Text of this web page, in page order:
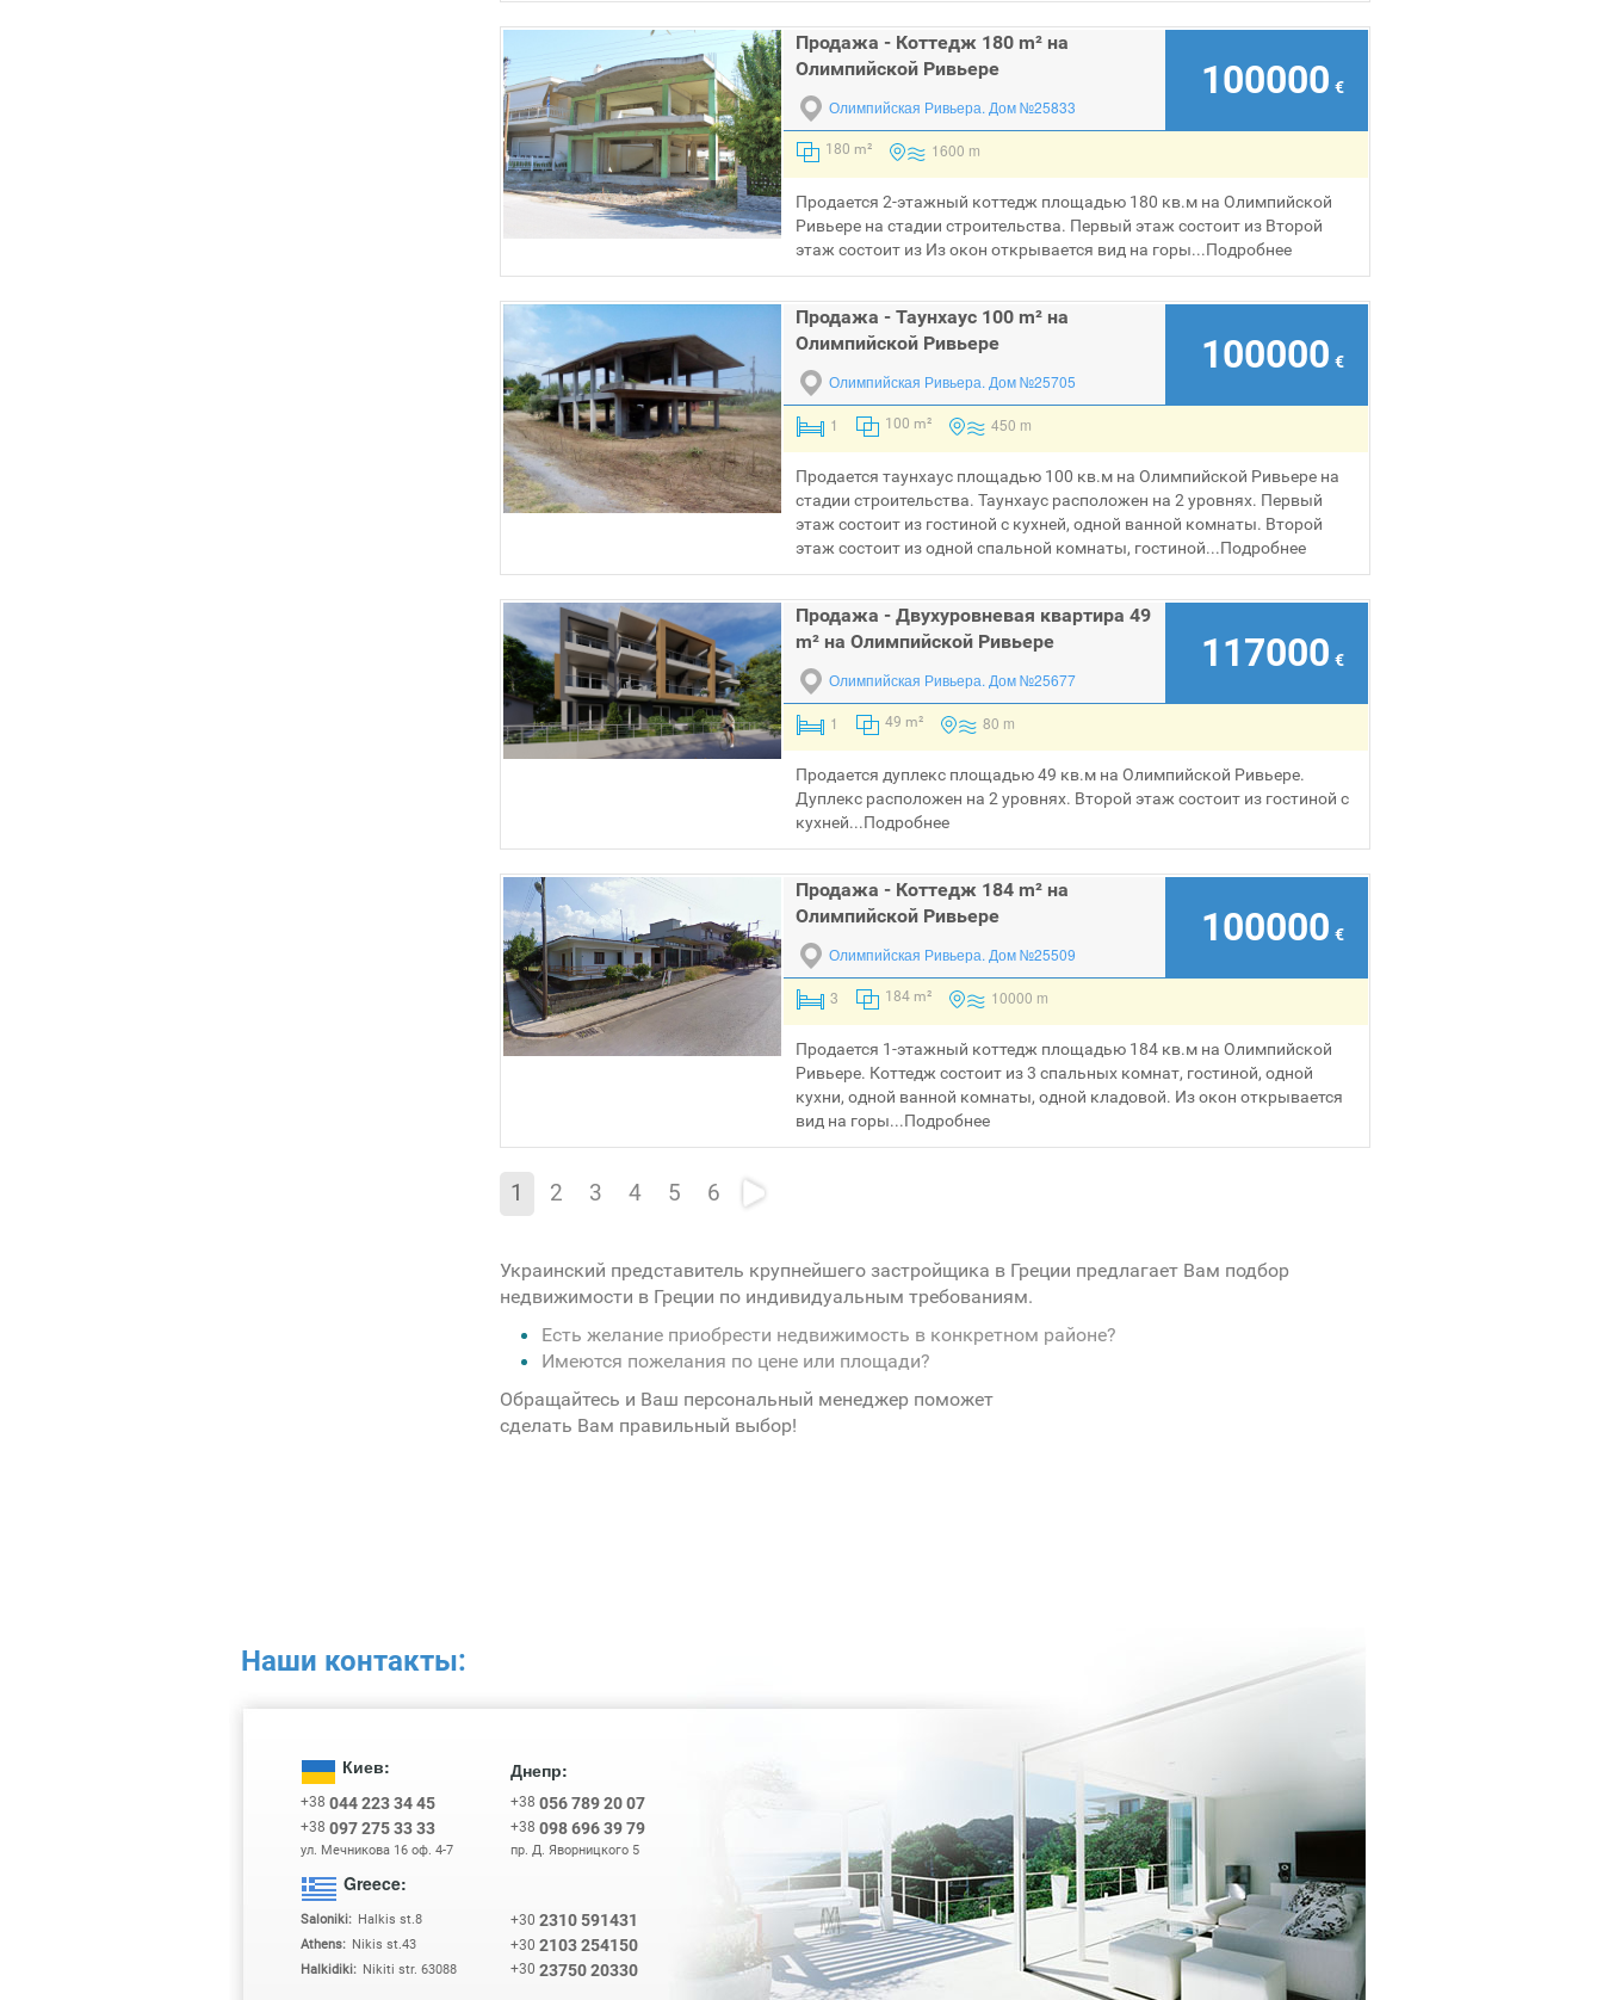
Продажа - Коттедж 180 m² на
Олимпийской Ривьере
100000 €
Олимпийская Ривьера. Дом №25833
180 m² 1600 m
Продается 2-этажный коттедж площадью 180 кв.м на Олимпийской
Ривьере на стадии строительства. Первый этаж состоит из Второй
этаж состоит из Из окон открывается вид на горы...Подробнее
Продажа - Таунхаус 100 m² на
Олимпийской Ривьере
100000 €
Олимпийская Ривьера. Дом №25705
1 100 m² 450 m
Продается таунхаус площадью 100 кв.м на Олимпийской Ривьере на
стадии строительства. Таyнхаус расположен на 2 уровнях. Первый
этаж состоит из гостиной с кухней, одной ванной комнаты. Второй
этаж состоит из одной спальной комнаты, гостиной...Подробнее
Продажа - Двухуровневая квартира 49
m² на Олимпийской Ривьере
117000 €
Олимпийская Ривьера. Дом №25677
1 49 m² 80 m
Продается дуплекс площадью 49 кв.м на Олимпийской Ривьере.
Дуплекс расположен на 2 уровнях. Второй этаж состоит из гостиной с
кухней...Подробнее
Продажа - Коттедж 184 m² на
Олимпийской Ривьере
100000 €
Олимпийская Ривьера. Дом №25509
3 184 m² 10000 m
Продается 1-этажный коттедж площадью 184 кв.м на Олимпийской
Ривьере. Коттедж состоит из 3 спальных комнат, гостиной, одной
кухни, одной ванной комнаты, одной кладовой. Из окон открывается
вид на горы...Подробнее
1 2 3 4 5 6
Украинский представитель крупнейшего застройщика в Греции предлагает Вам подбор
недвижимости в Греции по индивидуальным требованиям.
Есть желание приобрести недвижимость в конкретном районе?
Имеются пожелания по цене или площади?
Обращайтесь и Ваш персональный менеджер поможет
сделать Вам правильный выбор!
Наши контакты:
Киев: Днепр:
+38 044 223 34 45 +38 056 789 20 07
+38 097 275 33 33 +38 098 696 39 79
ул. Мечникова 16 оф. 4-7 пр. Д. Яворницкого 5
Greece:
Saloniki: Halkis st.8 +30 2310 591431
Athens: Nikis st.43 +30 2103 254150
Halkidiki: Nikiti str. 63088 +30 23750 20330